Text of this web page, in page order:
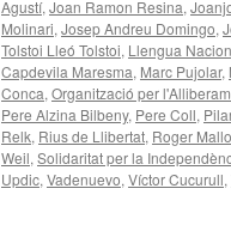
Agustí, Joan Ramon Resina,
Molinari, Josep Andreu Domingo,
Tolstoi Lleó Tolstoi, Llengua
Capdevila Maresma, Marc Pujolar,
Conca, Organització per
Pere Alzina Bilbeny, Pere Coll,
Relk, Rius de Llibertat, Roger
Weil, Solidaritat per la
Updic, Vadenuevo, Víctor Cucurull,